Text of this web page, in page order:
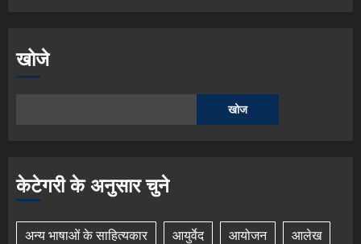
खोजे
खोज
केटेगरी के अनुसार चुने
अन्य भाषाओं के साहित्यकार आयुर्वेद आयोजन
आलेख